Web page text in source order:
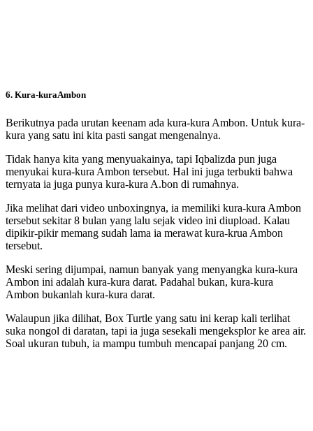
6. Kura-kuraAmbon
Berikutnya pada urutan keenam ada kura-kura Ambon. Untuk kura-
kura yang satu ini kita pasti sangat mengenalnya.
Tidak hanya kita yang menyuakainya, tapi Iqbalizda pun juga
menyukai kura-kura Ambon tersebut. Hal ini juga terbukti bahwa
ternyata ia juga punya kura-kura A.bon di rumahnya.
Jika melihat dari video unboxingnya, ia memiliki kura-kura Ambon
tersebut sekitar 8 bulan yang lalu sejak video ini diupload. Kalau
dipikir-pikir memang sudah lama ia merawat kura-krua Ambon
tersebut.
Meski sering dijumpai, namun banyak yang menyangka kura-kura
Ambon ini adalah kura-kura darat. Padahal bukan, kura-kura
Ambon bukanlah kura-kura darat.
Walaupun jika dilihat, Box Turtle yang satu ini kerap kali terlihat
suka nongol di daratan, tapi ia juga sesekali mengeksplor ke area air.
Soal ukuran tubuh, ia mampu tumbuh mencapai panjang 20 cm.